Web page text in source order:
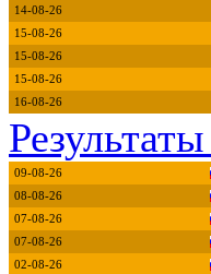
14-08-26
15-08-26
15-08-26
15-08-26
16-08-26
09-08-26
08-08-26
07-08-26
07-08-26
02-08-26